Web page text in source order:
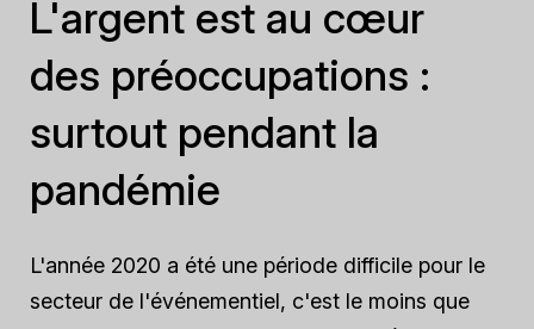
L'argent est au cœur
des préoccupations :
surtout pendant la
pandémie
L'année 2020 a été une période difficile pour le
secteur de l'événementiel, c'est le moins que